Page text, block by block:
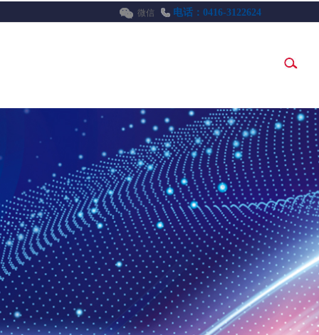
微信 电话：0416-3122624